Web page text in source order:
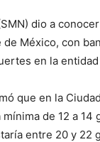
dio a
México, con
en la
que en la
de 12 a 14
entre 20 y 22